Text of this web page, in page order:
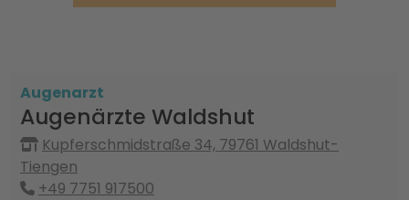
Augenarzt
Augenärzte Waldshut
Kupferschmidstraße 34, 79761 Waldshut-
Tiengen
+49 7751 917500